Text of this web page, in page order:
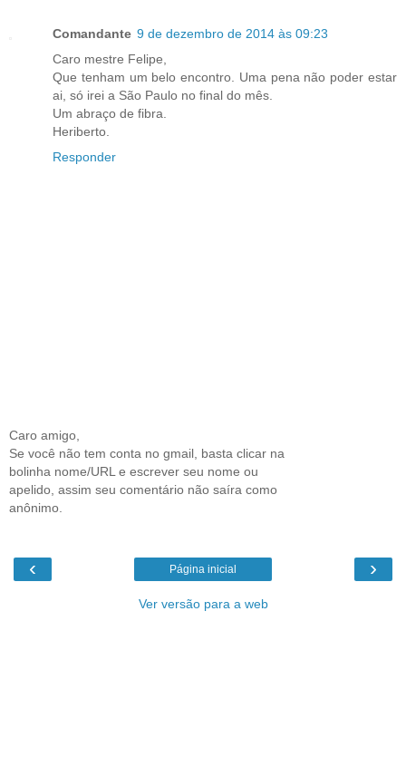
Comandante 9 de dezembro de 2014 às 09:23
Caro mestre Felipe,
Que tenham um belo encontro. Uma pena não poder estar
ai, só irei a São Paulo no final do mês.
Um abraço de fibra.
Heriberto.
Responder
Caro amigo,
Se você não tem conta no gmail, basta clicar na
bolinha nome/URL e escrever seu nome ou
apelido, assim seu comentário não saíra como
anônimo.
‹ ›
Página inicial
Ver versão para a web